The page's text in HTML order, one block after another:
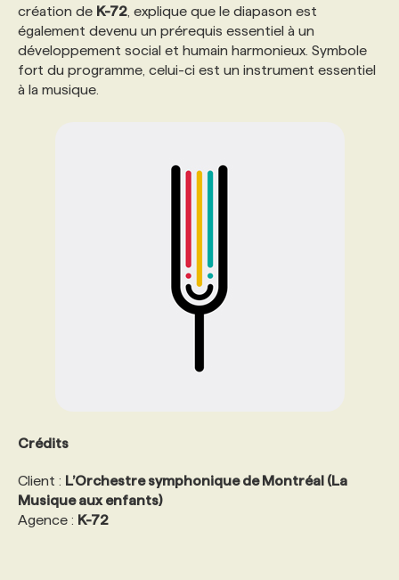
PROGRAMMES DE SUBVENTIONS
FAQ
création de K-72 , explique que le diapason est
également devenu un prérequis essentiel à un
développement social et humain harmonieux. Symbole
fort du programme, celui-ci est un instrument essentiel
à la musique.
Crédits
Client : L’Orchestre symphonique de Montréal (La
Musique aux enfants)
Agence : K-72